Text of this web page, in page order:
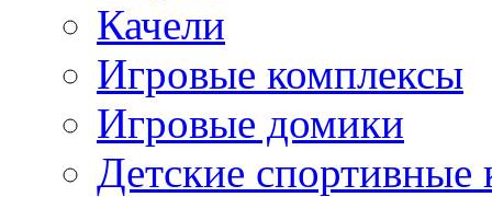
Качели
Игровые комплексы
Игровые домики
Детские спортивные